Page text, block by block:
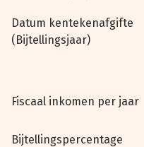
Datum kentekenafgifte
(Bijtellingsjaar)
Fiscaal inkomen per jaar
Bijtellingspercentage